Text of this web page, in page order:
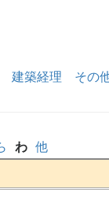
建築経理 その
わ 他